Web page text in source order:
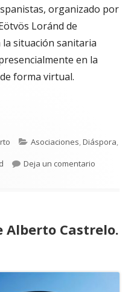
organizado por
Loránd de
la situación sanitaria
en la
forma virtual.
A. Gatica Cote
Categorías
Asociaciones,Diáspora,
Deja un comentario
Alberto Castrelo.